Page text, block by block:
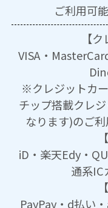
ご利用可
【
VISA・
※クレジットカ
チップ搭載クレ
なります)のご利
iD・楽天Edy・
通系IC
PayPay・d払い